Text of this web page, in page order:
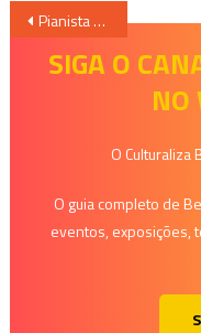
Navegação
Pianista Theo Fouchenneret apresenta recital e concertos com a Orquestra Sinfônica de Minas Gerais
SIGA O
NO
O Culturaliza
O guia completo de
eventos, exposições,